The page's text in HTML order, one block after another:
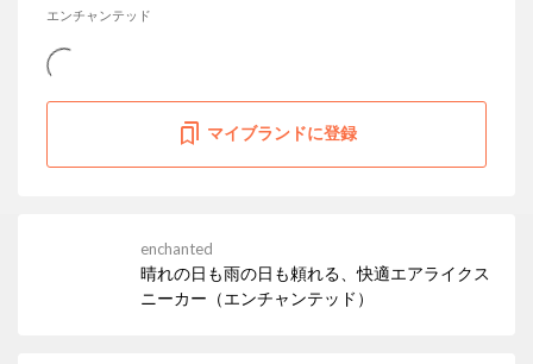
エンチャンテッド
マイブランドに登録
enchanted
晴れの日も雨の日も頼れる、快適エアライクス
ニーカー（エンチャンテッド）